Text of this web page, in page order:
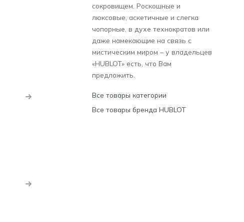
сокровищем. Роскошные и
люксовые, аскетичные и слегка
чопорные, в духе технократов или
даже намекающие на связь с
мистическим миром – у владельцев
«HUBLOT» есть, что Вам
предложить.
Все товары категории
Все товары бренда HUBLOT